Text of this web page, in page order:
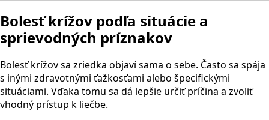
Bolesť krížov podľa situácie a
sprievodných príznakov
Bolesť krížov sa zriedka objaví sama o sebe. Často sa spája
s inými zdravotnými ťažkosťami alebo špecifickými
situáciami. Vďaka tomu sa dá lepšie určiť príčina a zvoliť
vhodný prístup k liečbe.